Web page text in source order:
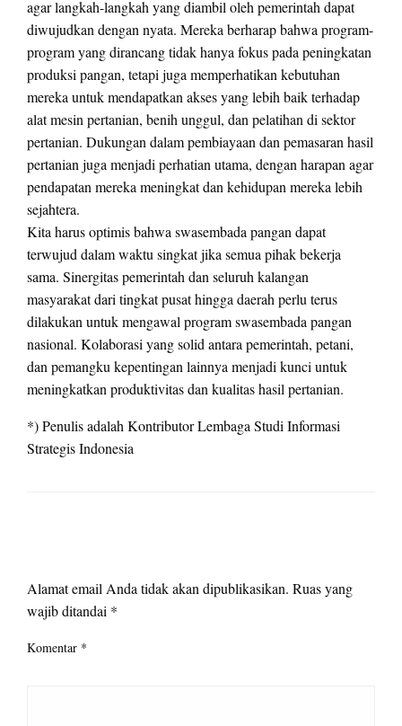
agar langkah-langkah yang diambil oleh pemerintah dapat
diwujudkan dengan nyata. Mereka berharap bahwa program-
program yang dirancang tidak hanya fokus pada peningkatan
produksi pangan, tetapi juga memperhatikan kebutuhan
mereka untuk mendapatkan akses yang lebih baik terhadap
alat mesin pertanian, benih unggul, dan pelatihan di sektor
pertanian. Dukungan dalam pembiayaan dan pemasaran hasil
pertanian juga menjadi perhatian utama, dengan harapan agar
pendapatan mereka meningkat dan kehidupan mereka lebih
sejahtera.
Kita harus optimis bahwa swasembada pangan dapat
terwujud dalam waktu singkat jika semua pihak bekerja
sama. Sinergitas pemerintah dan seluruh kalangan
masyarakat dari tingkat pusat hingga daerah perlu terus
dilakukan untuk mengawal program swasembada pangan
nasional. Kolaborasi yang solid antara pemerintah, petani,
dan pemangku kepentingan lainnya menjadi kunci untuk
meningkatkan produktivitas dan kualitas hasil pertanian.
*) Penulis adalah Kontributor Lembaga Studi Informasi
Strategis Indonesia
Alamat email Anda tidak akan dipublikasikan. Ruas yang
wajib ditandai *
Komentar *